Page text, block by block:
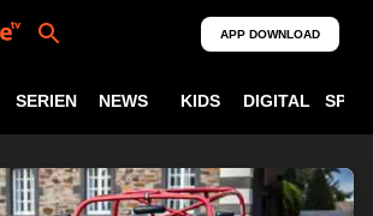
APP DOWNLOAD
SERIEN NEWS KIDS DIGITAL